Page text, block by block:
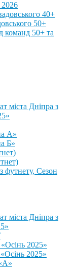
2026
40+
50+
команд 50+ та
міста Дніпра з
А»
Б»
футнету, Сезон
міста Дніпра з
2025»
2025»